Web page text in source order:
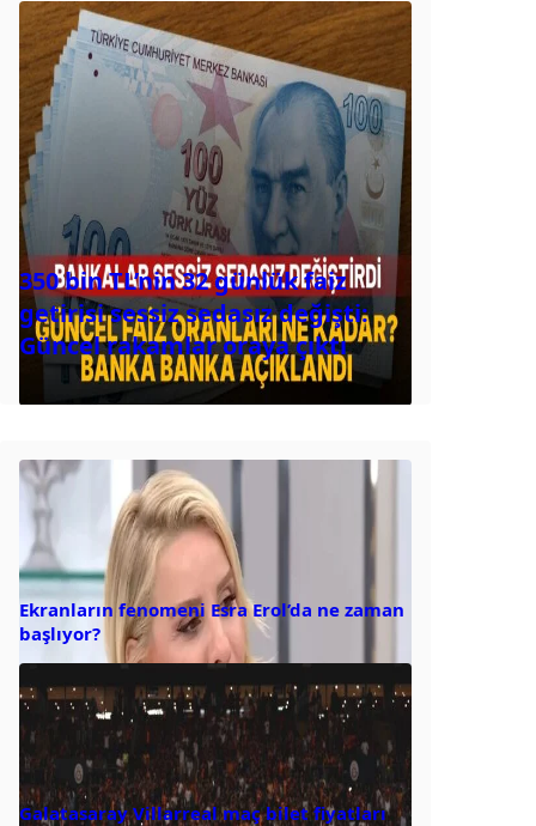
350 bin TL’nin 32 günlük faiz
getirisi sessiz sedasız değişti:
Güncel rakamlar oraya çıktı
Ekranların fenomeni Esra Erol’da ne zaman
başlıyor?
Galatasaray Villarreal maç bilet fiyatları